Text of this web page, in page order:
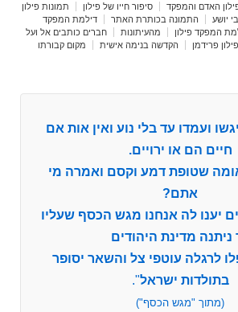
האדם והמפקד סיפור חייו של פילון
תמונות פילון
יושע התמונה בכותרת האתר
דילמת המפקד
המפקד פילון מהעיתונות
חברים כותבים אל ועל
פרידמן הקדשה בנימה אישית מקום קבורתו
ועמדו עד בלי נוע ואין אות אם
חיים הם או ירויים.
שטופת דמע וקסם ואמרה מי
אתם?
יענו לה אנחנו מגש הכסף שעליו
ניתנה מדינת היהודים
לרגלה עוטפי צל והשאר יסופר
בתולדות ישראל".
(מתוך "מגש הכסף")